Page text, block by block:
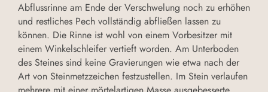
Abflussrinne am Ende der Verschwelung noch zu erhöhen
und restliches Pech vollständig abfließen lassen zu
können. Die Rinne ist wohl von einem Vorbesitzer mit
einem Winkelschleifer vertieft worden. Am Unterboden
des Steines sind keine Gravierungen wie etwa nach der
Art von Steinmetzzeichen festzustellen. Im Stein verlaufen